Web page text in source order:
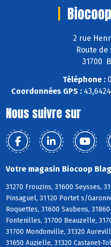
2 rue
Route de
31700
Téléphone :
Coordonnées GPS :
Nous suivre sur
Votre magasin Biocoop
31270 Frouzins, 31600 Seysses,
Pinsaguel, 31120 Portet s/
Roquettes, 31600 Saubens,
Fontenilles, 31700 Beauzelle,
31700 Mondonville, 31320
31650 Auzielle, 31320 Castanet-